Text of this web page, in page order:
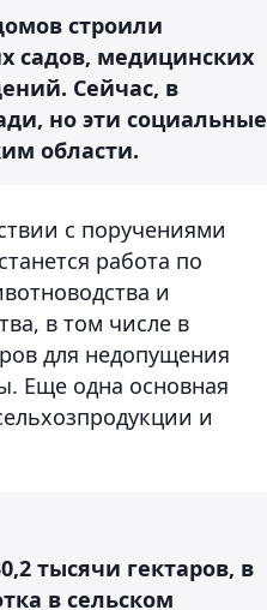
строили
садов, медицинских
Сейчас, в
но эти социальные
области.
с поручениями
работа по
и
в том числе в
для недопущения
Еще одна основная
и
тысячи гектаров, в
в сельском